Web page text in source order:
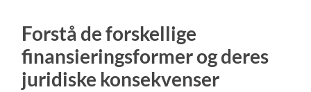
Forstå de forskellige
finansieringsformer og deres
juridiske konsekvenser